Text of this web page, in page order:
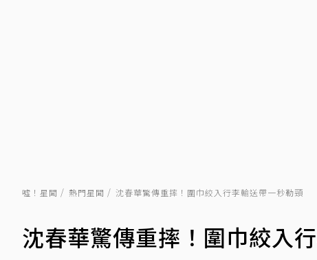
噓！星聞 熱門星聞 沈春華驚傳重摔！圍巾絞入行李輸送帶一秒勒頸
沈春華驚傳重摔！圍巾絞入